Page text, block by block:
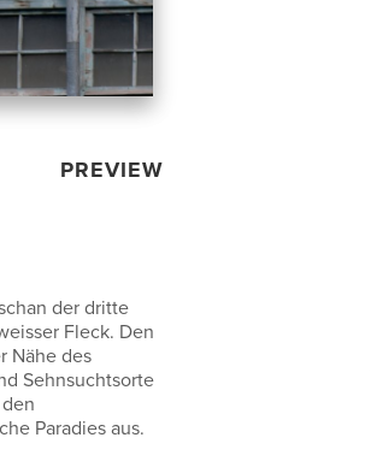
PREVIEW
der dritte
Fleck. Den
Nähe des
Sehnsuchtsorte
Paradies aus.